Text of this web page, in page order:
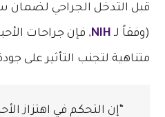
قبل التدخل الجراحي لضمان
(وفقاً لـ NIH, فإن جراحات
متناهية لتجنب التأثير على
“إن التحكم في اهتزاز